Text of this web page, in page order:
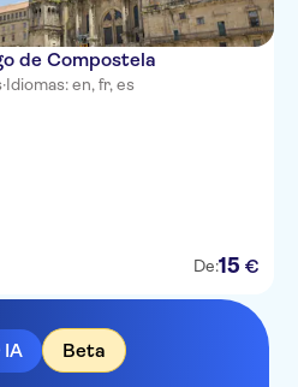
de Compostela
·Idiomas: en, fr, es
De:15 €
Beta